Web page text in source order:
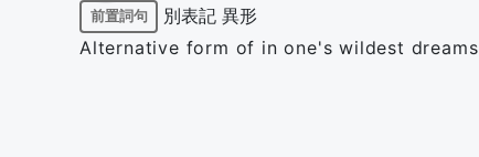
前置詞句 別表記 異形
Alternative form of in one's wildest dreams